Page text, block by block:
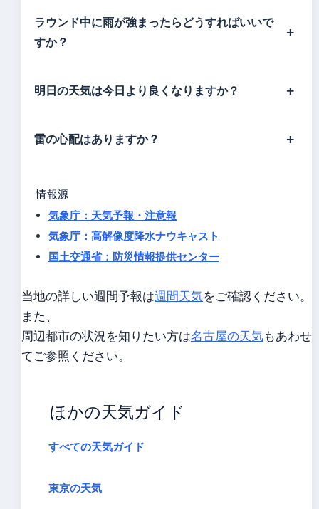
ラウンド中に雨が強まったらどうすればいいで
すか？
明日の天気は今日より良くなりますか？
雷の心配はありますか？
情報源
気象庁：天気予報・注意報
気象庁：高解像度降水ナウキャスト
国土交通省：防災情報提供センター
当地の詳しい週間予報は週間天気をご確認ください。
また、
周辺都市の状況を知りたい方は名古屋の天気もあわせ
てご参照ください。
ほかの天気ガイド
すべての天気ガイド
東京の天気